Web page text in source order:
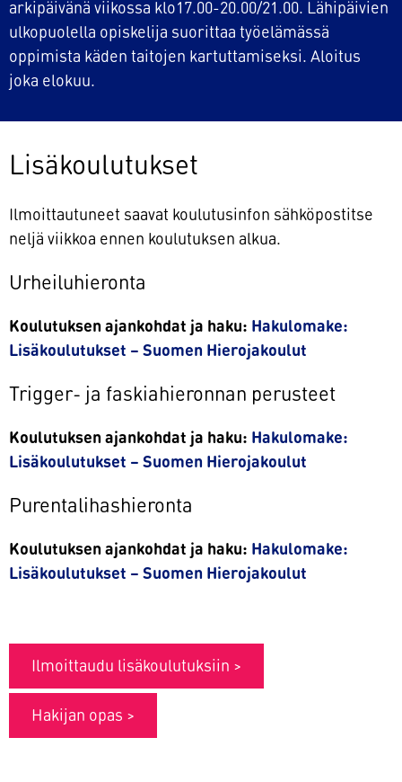
arkipäivänä viikossa klo17.00-20.00/21.00. Lähipäivien
ulkopuolella opiskelija suorittaa työelämässä
oppimista käden taitojen kartuttamiseksi. Aloitus
joka elokuu.
Lisäkoulutukset
Ilmoittautuneet saavat koulutusinfon sähköpostitse
neljä viikkoa ennen koulutuksen alkua.
Urheiluhieronta
Koulutuksen ajankohdat ja haku: Hakulomake:
Lisäkoulutukset – Suomen Hierojakoulut
Trigger- ja faskiahieronnan perusteet
Koulutuksen ajankohdat ja haku: Hakulomake:
Lisäkoulutukset – Suomen Hierojakoulut
Purentalihashieronta
Koulutuksen ajankohdat ja haku: Hakulomake:
Lisäkoulutukset – Suomen Hierojakoulut
Ilmoittaudu lisäkoulutuksiin >
Hakijan opas >